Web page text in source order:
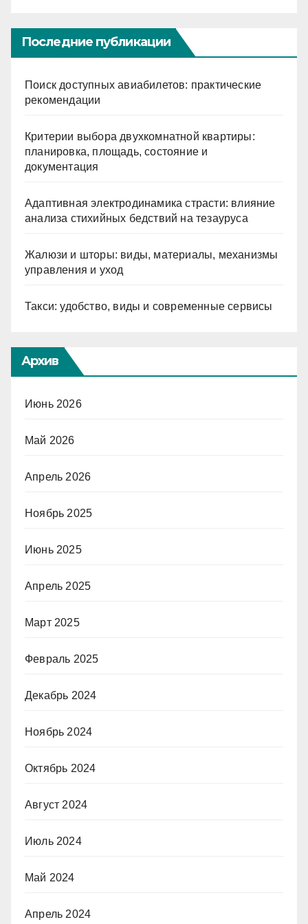
Последние публикации
Поиск доступных авиабилетов: практические
рекомендации
Критерии выбора двухкомнатной квартиры:
планировка, площадь, состояние и
документация
Адаптивная электродинамика страсти: влияние
анализа стихийных бедствий на тезауруса
Жалюзи и шторы: виды, материалы, механизмы
управления и уход
Такси: удобство, виды и современные сервисы
Архив
Июнь 2026
Май 2026
Апрель 2026
Ноябрь 2025
Июнь 2025
Апрель 2025
Март 2025
Февраль 2025
Декабрь 2024
Ноябрь 2024
Октябрь 2024
Август 2024
Июль 2024
Май 2024
Апрель 2024